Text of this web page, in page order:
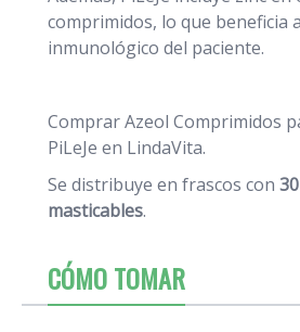
comprimidos, lo que beneficia
inmunológico del paciente.
Comprar Azeol Comprimidos
PiLeJe en LindaVita.
Se distribuye en frascos con
masticables.
CÓMO TOMAR